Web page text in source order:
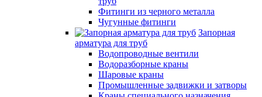
Фитинги из черного металла
Чугунные фитинги
Запорная
арматура для труб
Водопроводные вентили
Водоразборные краны
Шаровые краны
Промышленные задвижки и затворы